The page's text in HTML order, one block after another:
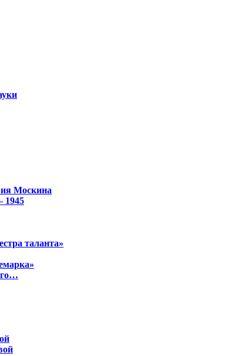
Москина
1945
таланта»